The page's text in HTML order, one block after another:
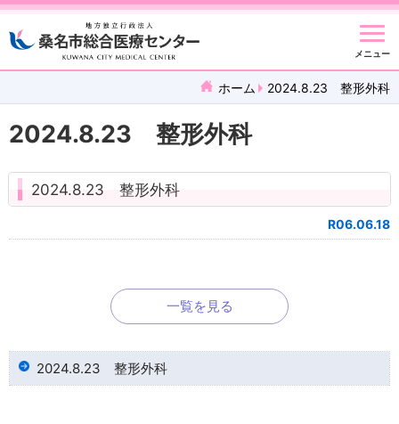
メニュー
ホーム 2024.8.23 整形外科
2024.8.23 整形外科
2024.8.23 整形外科
R06.06.18
一覧を見る
2024.8.23 整形外科